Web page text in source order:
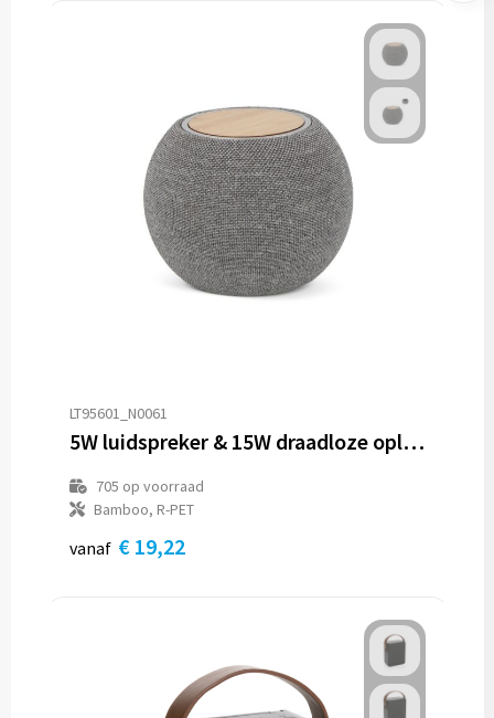
LT95601_N0061
5W luidspreker & 15W draadloze oplader R_PET & bamboe
705 op voorraad
Bamboo, R-PET
vanaf € 19,22